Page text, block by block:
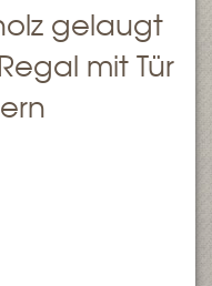
gelaugt
mit Tür